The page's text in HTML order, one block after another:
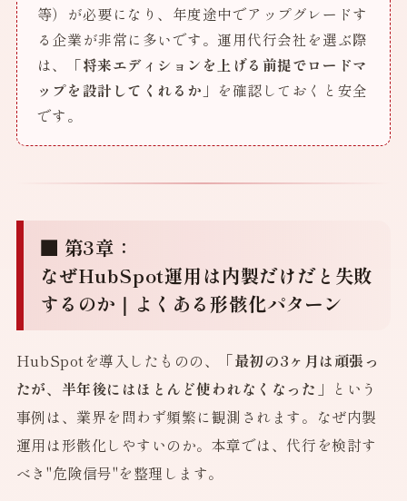
等）が必要になり、年度途中でアップグレードす
る企業が非常に多いです。運用代行会社を選ぶ際
は、
「将来エディションを上げる前提でロードマ
ップを設計してくれるか」 を確認しておくと安全
です。
■ 第3章：
なぜHubSpot運用は内製だけだと失敗
するのか｜よくある形骸化パターン
HubSpotを導入したものの、
「最初の3ヶ月は頑張っ
たが、半年後にはほとんど使われなくなった」 という
事例は、業界を問わず頻繁に観測されます。なぜ内製
運用は形骸化しやすいのか。本章では、代行を検討す
べき"危険信号"を整理します。